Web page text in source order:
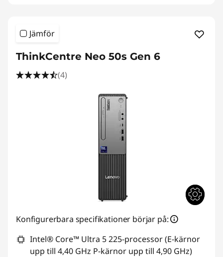
Jämför
ThinkCentre Neo 50s Gen 6
(4)
Konfigurerbara specifikationer börjar på:
Intel® Core™ Ultra 5 225-processor (E-kärnor
upp till 4,40 GHz P-kärnor upp till 4,90 GHz)